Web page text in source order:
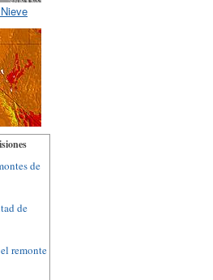
de
de
remonte